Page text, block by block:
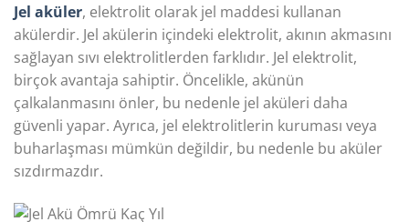
Jel aküler, elektrolit olarak jel maddesi kullanan
akülerdir. Jel akülerin içindeki elektrolit, akının akmasını
sağlayan sıvı elektrolitlerden farklıdır. Jel elektrolit,
birçok avantaja sahiptir. Öncelikle, akünün
çalkalanmasını önler, bu nedenle jel aküleri daha
güvenli yapar. Ayrıca, jel elektrolitlerin kuruması veya
buharlaşması mümkün değildir, bu nedenle bu aküler
sızdırmazdır.